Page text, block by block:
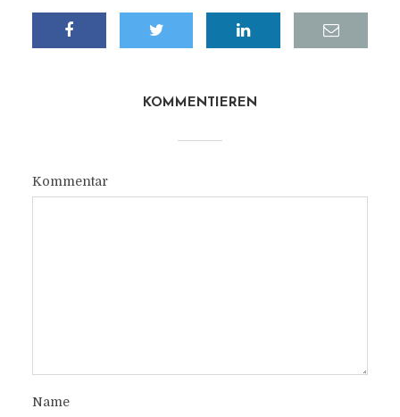
KOMMENTIEREN
Kommentar
Name